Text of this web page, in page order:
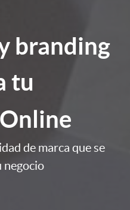
branding
tu
de marca que se
negocio